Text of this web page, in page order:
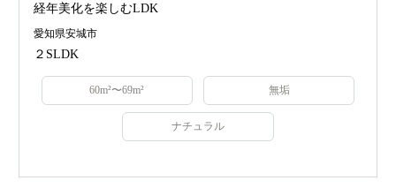
経年美化を楽しむLDK
愛知県安城市
２SLDK
60m²〜69m² 無垢
ナチュラル